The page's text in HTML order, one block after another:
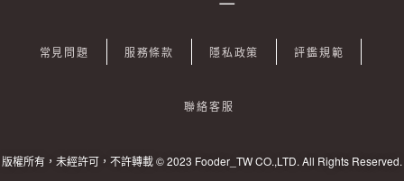
常見問題 服務條款 隱私政策 評鑑規範
聯絡客服
版權所有，未經許可，不許轉載 © 2023 Fooder_TW CO.,LTD. All Rights Reserved.